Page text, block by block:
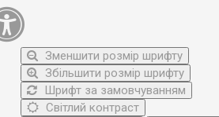
Зменшити розмір шрифту
Збільшити розмір шрифту
Шрифт за замовчуванням
Світлий контраст